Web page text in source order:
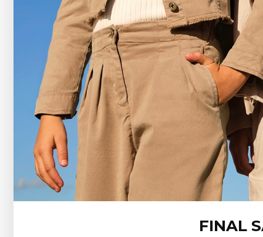
FINAL